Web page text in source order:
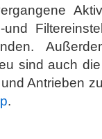
sind auch
Antrieben
.